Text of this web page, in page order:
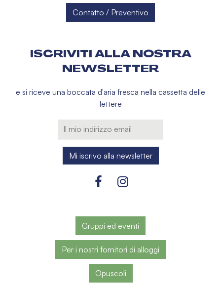
Contatto / Preventivo
ISCRIVITI ALLA NOSTRA
NEWSLETTER
e si riceve una boccata d'aria fresca nella cassetta delle
lettere
Gruppi ed eventi
Per i nostri fornitori di alloggi
Opuscoli